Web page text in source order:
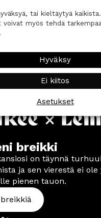
breikki
on täynnä
ja sen vierestä ei ole
pienen tauon.
tai kieltäytyä
voivat myös tehdä
Hyväksy
Ei kiitos
Asetukset